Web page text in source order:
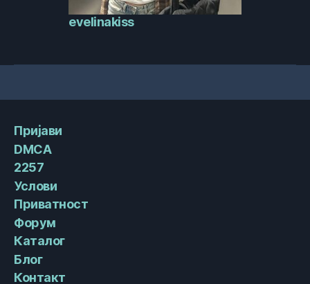
evelinakiss
Пријави
DMCA
2257
Услови
Приватност
Форум
Каталог
Блог
Контакт